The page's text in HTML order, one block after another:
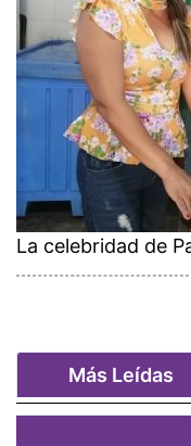
La celebridad de
Más Leídas